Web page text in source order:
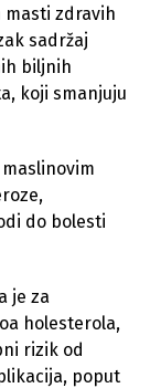
masti zdravih
sadržaj
biljnih
koji smanjuju
do bolesti
je za
holesterola,
rizik od
poput